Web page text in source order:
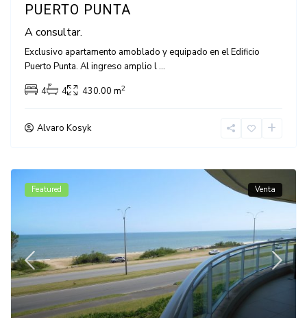
PUERTO PUNTA
A consultar.
Exclusivo apartamento amoblado y equipado en el Edificio
Puerto Punta. Al ingreso amplio l...
4
4 430.00 m2
Alvaro Kosyk
Featured Venta